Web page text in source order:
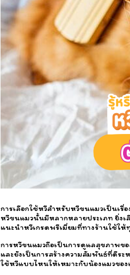
การเลือกใช้หวีสำหรับหวีขนแมวเป็นเรื่
หวีขนแมวนั้นมีหลากหลายประเภท ยิ่งเ
แนะนำหวีเกรดพรีเมี่ยมที่ทางร้านใช้ใ
การหวีขนแมวถือเป็นการดูแลสุขภาพ
และยังเป็นการสร้างความสัมพันธ์ที่ดีระ
ใช้หวีแบบไหนให้เหมาะกับน้องแมวของ